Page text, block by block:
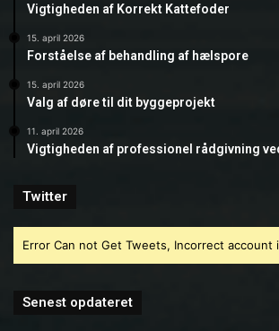
Vigtigheden af Korrekt Kattefoder
15. april 2026
Forståelse af behandling af hælspore
15. april 2026
Valg af døre til dit byggeprojekt
11. april 2026
Vigtigheden af professionel rådgivning
Twitter
Error Can not Get Tweets, Incorrect account
Senest opdateret